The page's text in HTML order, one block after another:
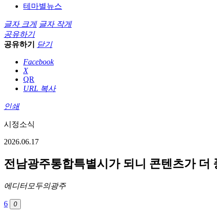
테마별뉴스
글자 크게 글자 작게
공유하기
공유하기
닫기
Facebook
X
QR
URL 복사
인쇄
시정소식
2026.06.17
전남광주통합특별시가 되니 콘텐츠가 더
에디터모두의광주
6 0